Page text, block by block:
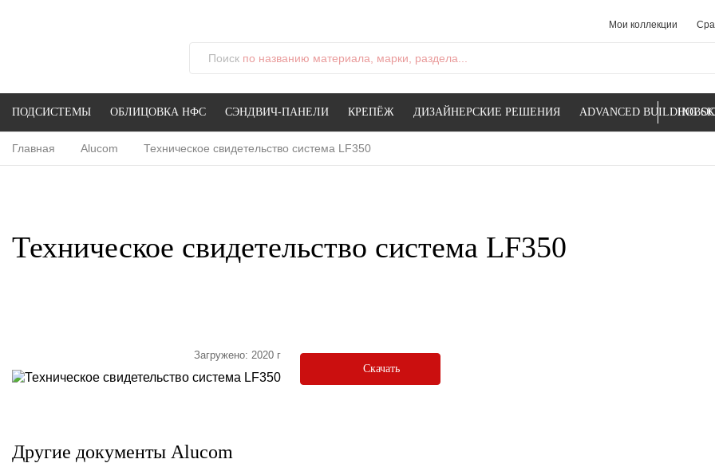
Мои коллекции
Поиск по названию материала, марки, раздела...
ПОДСИСТЕМЫ ОБЛИЦОВКА НФС СЭНДВИЧ-ПАНЕЛИ КРЕПЁЖ ДИЗАЙНЕРСКИЕ РЕШЕНИЯ ADVANCED BUILDING
Главная Alucom Техническое свидетельство система LF350
Техническое свидетельство система LF350
Загружено: 2020 г
Скачать
Другие документы Alucom